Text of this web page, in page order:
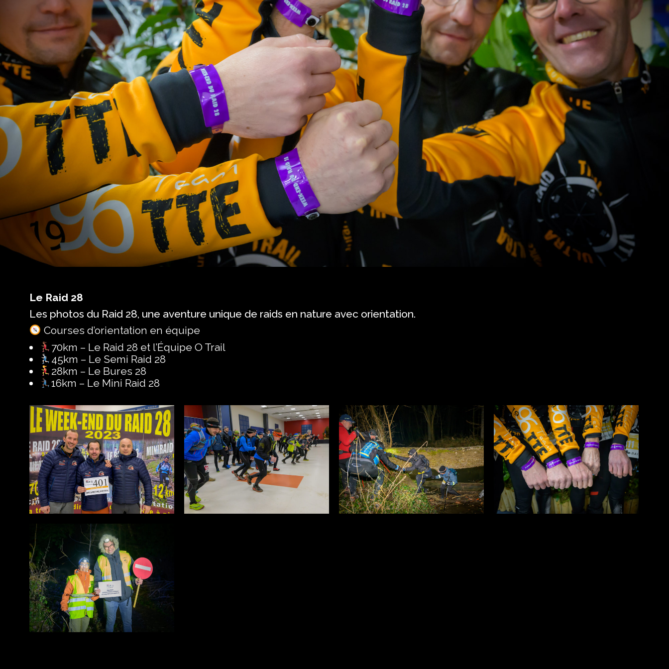
Le Raid 28
Les photos du Raid 28, une aventure unique de raids en nature avec orientation.
Courses d’orientation en équipe
70km – Le Raid 28 et l’Équipe O Trail
45km – Le Semi Raid 28
28km – Le Bures 28
16km – Le Mini Raid 28